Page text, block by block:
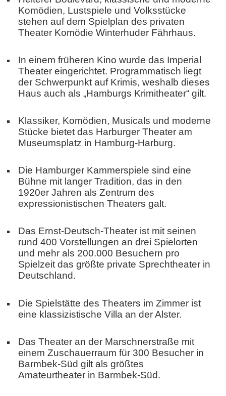
Komödien, Lustspiele und Volksstücke
stehen auf dem Spielplan des privaten
Theater Komödie Winterhuder Fährhaus.
In einem früheren Kino wurde das Imperial
Theater eingerichtet. Programmatisch liegt
der Schwerpunkt auf Krimis, weshalb dieses
Haus auch als „Hamburgs Krimitheater“ gilt.
Klassiker, Komödien, Musicals und moderne
Stücke bietet das Harburger Theater am
Museumsplatz in Hamburg-Harburg.
Die Hamburger Kammerspiele sind eine
Bühne mit langer Tradition, das in den
1920er Jahren als Zentrum des
expressionistischen Theaters galt.
Das Ernst-Deutsch-Theater ist mit seinen
rund 400 Vorstellungen an drei Spielorten
und mehr als 200.000 Besuchern pro
Spielzeit das größte private Sprechtheater in
Deutschland.
Die Spielstätte des Theaters im Zimmer ist
eine klassizistische Villa an der Alster.
Das Theater an der Marschnerstraße mit
einem Zuschauerraum für 300 Besucher in
Barmbek-Süd gilt als größtes
Amateurtheater in Barmbek-Süd.